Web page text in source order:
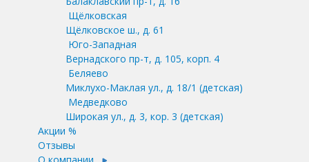
Щёлковская
Щёлковское ш., д. 61
Юго-Западная
Вернадского пр-т, д. 105, корп. 4
Беляево
Миклухо-Маклая ул., д. 18/1 (детская)
Медведково
Широкая ул., д. 3, кор. 3 (детская)
Акции %
Отзывы
О компании